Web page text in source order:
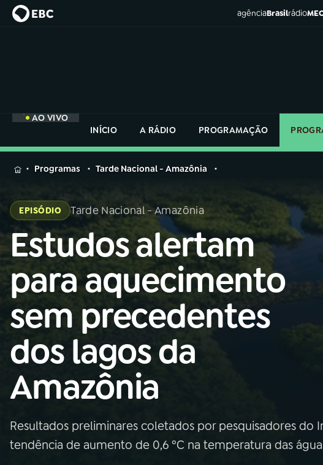
agênciaBrasilrádio
AO VIVO
INÍCIO
A RÁDIO PROGRAMAÇÃO
MENU
Buscar
na
Rádio
Nacional
01INÍCIO
02A RÁDIO
03 PROGRAMAÇÃO
04PROGRAMAS
na
Rádio
Nacional
Programas Tarde Nacional - Amazônia
EPISÓDIO Tarde Nacional - Amazônia
Estudos alertam
para aquecimento
sem precedentes
dos lagos da
Amazônia
Resultados preliminares coletados por pesquisadores do
tendência de aumento de 0,6 ºC na temperatura das